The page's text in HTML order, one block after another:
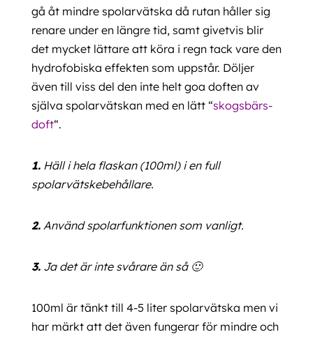
gå åt mindre spolarvätska då rutan håller sig
renare under en längre tid, samt givetvis blir
det mycket lättare att köra i regn tack vare den
hydrofobiska effekten som uppstår. Döljer
även till viss del den inte helt goa doften av
själva spolarvätskan med en lätt “skogsbärs-
doft“.
1.Häll i hela flaskan (100ml) i en full
spolarvätskebehållare.
2.Använd spolarfunktionen som vanligt.
3.Ja det är inte svårare än så 🙂
100ml är tänkt till 4-5 liter spolarvätska men vi
har märkt att det även fungerar för mindre och